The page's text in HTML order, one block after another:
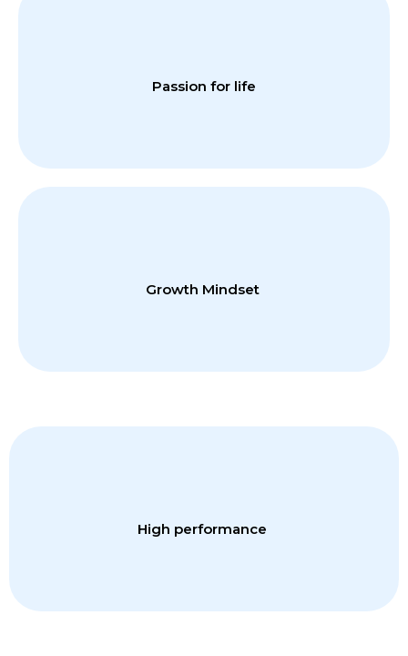
Passion for life
Growth Mindset​ ​
High performance ​